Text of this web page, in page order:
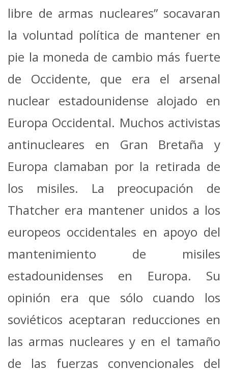
libre de armas nucleares” socavaran
la voluntad política de mantener en
pie la moneda de cambio más fuerte
de Occidente, que era el arsenal
nuclear estadounidense alojado en
Europa Occidental. Muchos activistas
antinucleares en Gran Bretaña y
Europa clamaban por la retirada de
los misiles. La preocupación de
Thatcher era mantener unidos a los
europeos occidentales en apoyo del
mantenimiento de misiles
estadounidenses en Europa. Su
opinión era que sólo cuando los
soviéticos aceptaran reducciones en
las armas nucleares y en el tamaño
de las fuerzas convencionales del